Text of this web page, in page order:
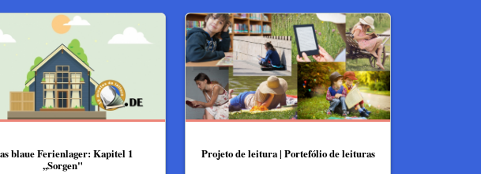
blaue Ferienlager: Kapitel 1
,,Sorgen"
Projeto de leitura | Portefólio de leituras